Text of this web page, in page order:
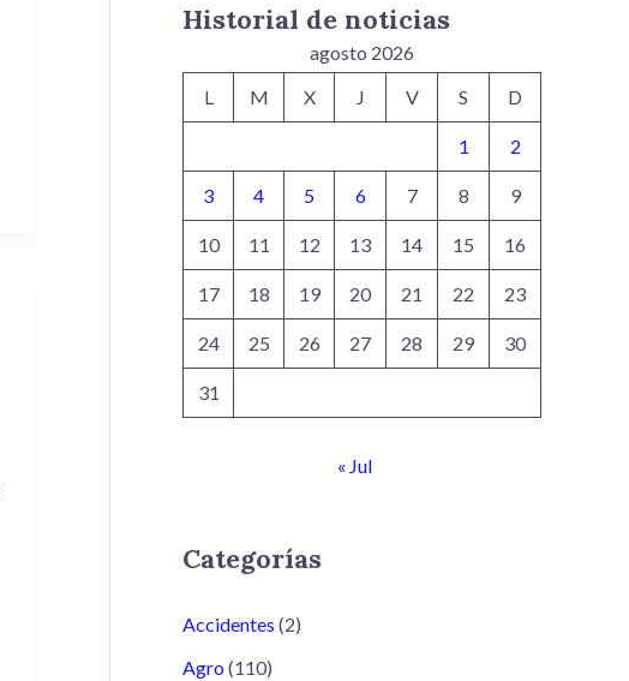
Historial de noticias
agosto 2026
L
M X J V S D
1 2
3 4 5 6 7 8 9
10 11 12 13 14 15 16
17 18 19 20 21 22 23
24 25 26 27 28 29 30
31
« Jul
Categorías
Accidentes (2)
Agro (110)